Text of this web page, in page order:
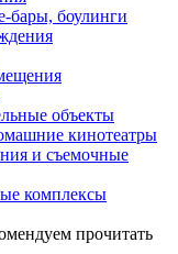
бары, боулинги
объекты
кинотеатры
и съемочные
комплексы
прочитать